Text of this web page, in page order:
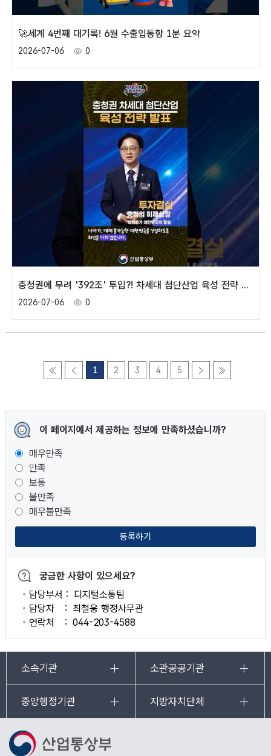
🚀세계 4번째 대기록! 6월 수출입동향 1분 요약
2026-07-06 0
충청권에 무려 '392조' 투입?! 차세대 첨단산업 육성 전략 발표! 🔥
2026-07-06 0
1 2 3 4 5
이 페이지에서 제공하는 정보에 만족하셨습니까?
매우만족
만족
보통
불만족
매우불만족
등록하기
궁금한 사항이 있으세요?
담당부서
디지털소통팀
담당자
최철웅 행정사무관
연락처
044-203-4588
소속기관 소관공공기관
중앙행정기관 지방자치단체